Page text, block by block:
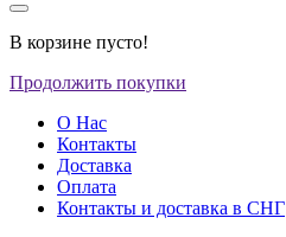
В корзине пусто!
Продолжить покупки
О Нас
Контакты
Доставка
Оплата
Контакты и доставка в СНГ